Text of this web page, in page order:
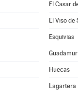
El Casar
El Viso de
Esquivias
Guadamur
Huecas
Lagartera